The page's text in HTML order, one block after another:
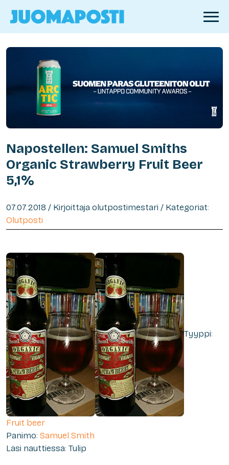
Napostellen: Samuel Smiths
Organic Strawberry Fruit Beer
5,1%
07.07.2018 / Kirjoittaja olutpostimestari / Kategoriat:
Olutposti
Tyyppi:
Fruit beer
Panimo: Samuel Smith
Lasi nauttiessa: Tulip